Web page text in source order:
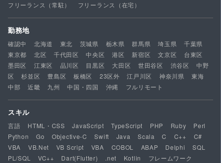
フリーランス（常駐） フリーランス（在宅）
勤務地
確認中 北海道 東北 茨城県 栃木県 群馬県 埼玉県
千葉県
東京都
北区 千代田区 中央区 港区 新宿区 文京区
台東区
墨田区
江東区 品川区 目黒区 大田区 世田谷区 渋谷区
中野
区
杉並区 豊島区 板橋区 23区外 江戸川区 神奈川県
東海
中部
近畿 九州 中国・四国 沖縄 フルリモート
スキル
言語 HTML・CSS JavaScript TypeScript PHP Ruby
Perl
Python
Go Objective-C Swift Java Scala C C++
C#
VBA
VB.Net VB Script VBA COBOL ABAP Delphi
SQL
PL/SQL
VC++ Dart(Flutter) .net Kotlin
フレームワーク